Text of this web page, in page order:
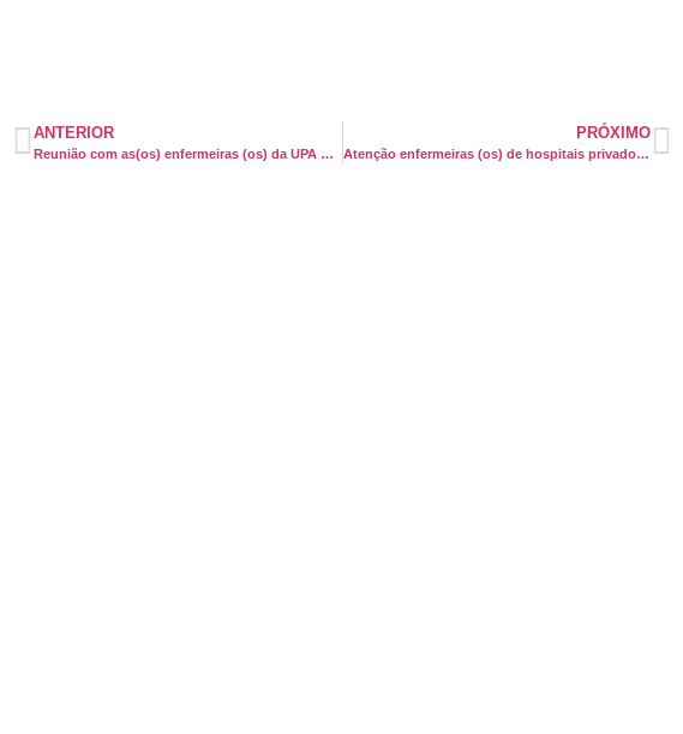
ANTERIOR
Reunião com as(os) enfermeiras (os) da UPA Cabula acontecerá no dia 9/05
PRÓXIMO
Atenção enfermeiras (os) de hospitais privados: o SEEB participou de nova rodada de negociações da Convenção Coletiva de Trabalho no último dia 03.